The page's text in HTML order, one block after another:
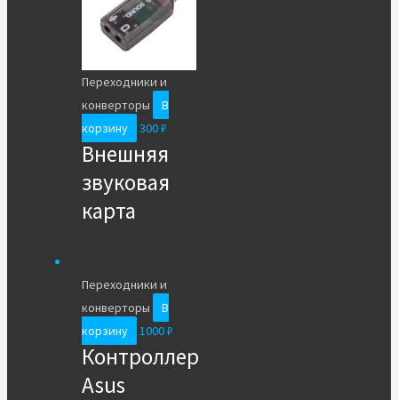
Переходники и
конверторы
В
корзину
300₽
Внешняя
звуковая
карта
Переходники и
конверторы
В
корзину
1000₽
Контроллер
Asus